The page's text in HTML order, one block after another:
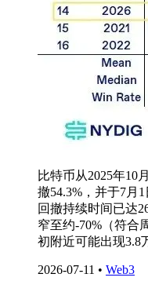
比特币从2025年10
撤54.3%，并于7月
回撤持续时间已达
窄至约-70%（符合
初附近可能出现3.8
2026-07-11 • Web3